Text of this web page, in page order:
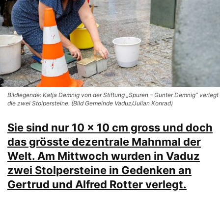
Bildlegende: Katja Demnig von der Stiftung „Spuren – Gunter Demnig“ verlegt
die zwei Stolpersteine. (Bild Gemeinde Vaduz/Julian Konrad)
Sie sind nur 10 x 10 cm gross und doch
das grösste dezentrale Mahnmal der
Welt. Am Mittwoch wurden in Vaduz
zwei Stolpersteine in Gedenken an
Gertrud und Alfred Rotter verlegt.